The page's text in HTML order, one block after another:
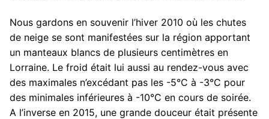
Nous gardons en souvenir l’hiver 2010 où les chutes
de neige se sont manifestées sur la région apportant
un manteaux blancs de plusieurs centimètres en
Lorraine. Le froid était lui aussi au rendez-vous avec
des maximales n’excédant pas les -5°C à -3°C pour
des minimales inférieures à -10°C en cours de soirée.
A l’inverse en 2015, une grande douceur était présente